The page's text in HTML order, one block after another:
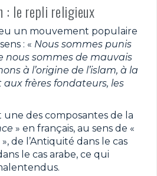
: le repli religieux
un mouvement populaire
: « Nous sommes punis
nous sommes de mauvais
à l’origine de l’islam, à la
frères fondateurs, les
des composantes de la
» en français, au sens de «
», de l’Antiquité dans le cas
le cas arabe, ce qui